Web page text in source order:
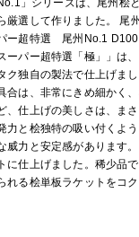
」シリーズは、尾州桧
厳選して作りました。 尾
ー超特選 尾州No.1
ーパー超特選「極」」は
ク独自の製法で仕上げま
合は、非常にきめ細かく
、仕上げの美しさは、ま
力と桧独特の吸い付くよ
威力と安定感があります
トに仕上げました。稀少品
れる桧単板ラケットをコ